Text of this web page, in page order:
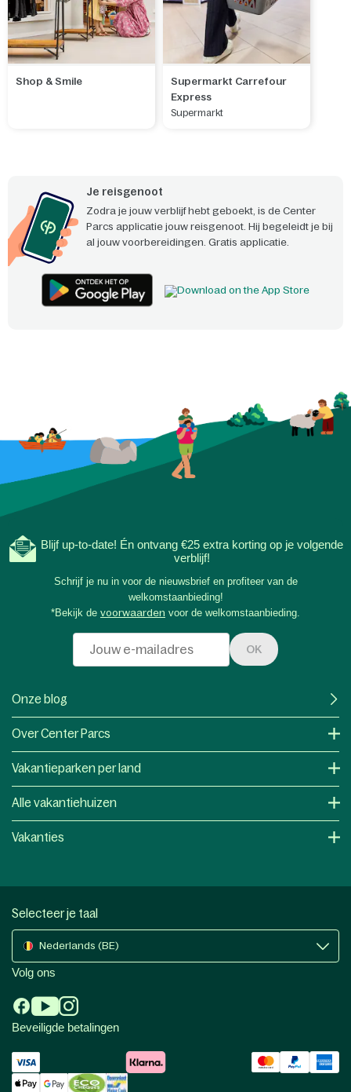
Shop & Smile
Supermarkt Carrefour
Express
Supermarkt
Je reisgenoot
Zodra je jouw verblijf hebt geboekt, is de Center
Parcs applicatie jouw reisgenoot. Hij begeleidt je bij
al jouw voorbereidingen. Gratis applicatie.
Blijf up-to-date! Én ontvang €25 extra korting op je volgende
verblijf!
Schrijf je nu in voor de nieuwsbrief en profiteer van de
welkomstaanbieding!
*Bekijk de voorwaarden voor de welkomstaanbieding.
OK
Onze blog
Over Center Parcs
Vakantieparken per land
Alle vakantiehuizen
Vakanties
Selecteer je taal
Nederlands (BE)
Volg ons
Beveiligde betalingen